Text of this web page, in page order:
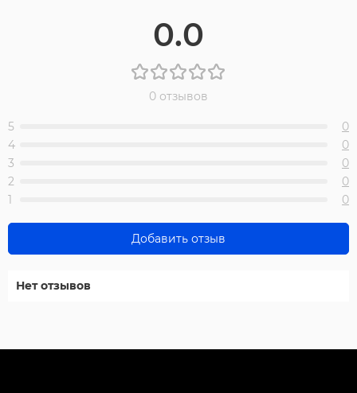
0.0
0 отзывов
5
0
4
0
3
0
2
0
1
0
Добавить отзыв
Нет отзывов